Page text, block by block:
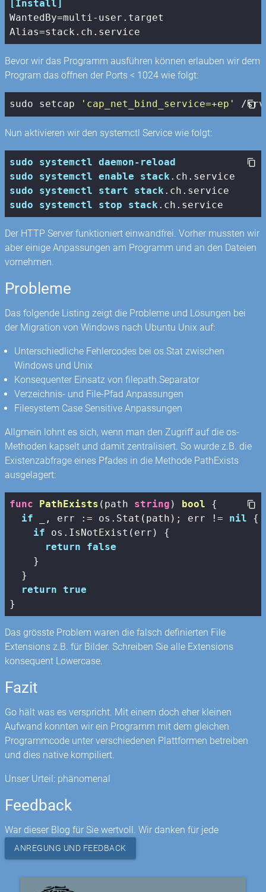
[Install]
WantedBy
Alias
Bevor wir das Programm ausführen können erlauben wir dem
Program das öffnen der Ports < 1024 wie folgt:
sudo setcap 'cap_net_bind_service=+ep' /
Nun aktivieren wir den systemctl Service wie folgt:
sudo systemctl daemon-reload
sudo
systemctl enable stack .ch .service
sudo
systemctl start stack .ch .service
sudo
systemctl stop stack .ch .service
Der HTTP Server funktioniert einwandfrei. Vorher mussten wir
aber einige Anpassungen am Programm und an den Dateien
vornehmen.
Probleme
Das folgende Listing zeigt die Probleme und Lösungen bei
der Migration von Windows nach Ubuntu Unix auf:
Unterschiedliche Fehlercodes bei os.Stat zwischen
Windows und Unix
Konsequenter Einsatz von filepath.Separator
Verzeichnis- und File-Pfad Anpassungen
Filesystem Case Sensitive Anpassungen
Allgmein lohnt es sich, wenn man den Zugriff auf die os-
Methoden kapselt und damit zentralisiert. So wurde z.B. die
Existenzabfrage eines Pfades in die Methode PathExists
ausgelagert:
func PathExists (path string ) bool {
if _, err := os.Stat(path); err != nil {
if os.IsNotExist(err) {
return
false
    }
  }
return true
}
Das grösste Problem waren die falsch definierten File
Extensions z.B. für Bilder. Schreiben Sie alle Extensions
konsequent Lowercase.
Fazit
Go hält was es verspricht. Mit einem doch eher kleinen
Aufwand konnten wir ein Programm mit dem gleichen
Programmcode unter verschiedenen Plattformen betreiben
und dies native kompiliert.
Unser Urteil: phänomenal
Feedback
War dieser Blog für Sie wertvoll. Wir danken für jede
ANREGUNG UND FEEDBACK